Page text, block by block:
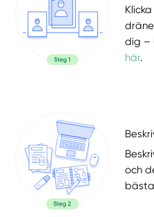
dig –
här.
och